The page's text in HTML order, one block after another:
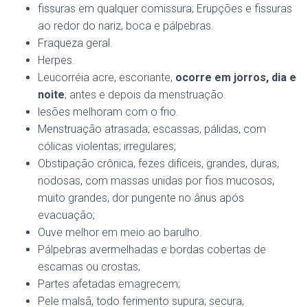
fissuras em qualquer comissura; Erupções e fissuras
ao redor do nariz, boca e pálpebras.
Fraqueza geral.
Herpes.
Leucorréia acre, escoriante, ocorre em jorros, dia e
noite; antes e depois da menstruação.
lesões melhoram com o frio.
Menstruação atrasada; escassas, pálidas, com
cólicas violentas; irregulares;
Obstipação crônica, fezes difíceis, grandes, duras,
nodosas, com massas unidas por fios mucosos,
muito grandes, dor pungente no ânus após
evacuação;
Ouve melhor em meio ao barulho.
Pálpebras avermelhadas e bordas cobertas de
escamas ou crostas;
Partes afetadas emagrecem;
Pele malsã, todo ferimento supura; secura,